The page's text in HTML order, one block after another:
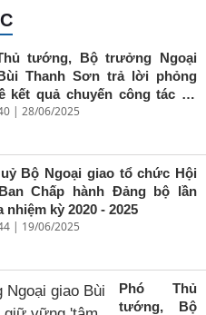
tướng, Bộ trưởng Ngoại
Thanh Sơn trả lời phỏng
kết quả chuyến công tác tại
Quốc của Thủ tướng Chính
| 28/06/2025
Bộ Ngoại giao tổ chức Hội
Chấp hành Đảng bộ lần
nhiệm kỳ 2020 - 2025
| 19/06/2025
Phó Thủ
tướng, Bộ